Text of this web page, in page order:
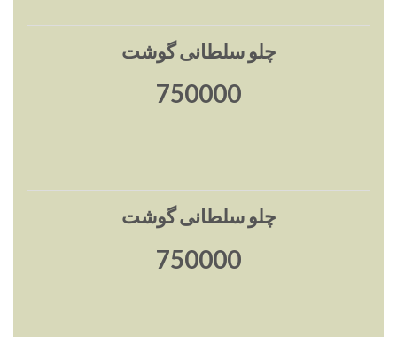
چلو سلطانی گوشت
750000
چلو سلطانی گوشت
750000